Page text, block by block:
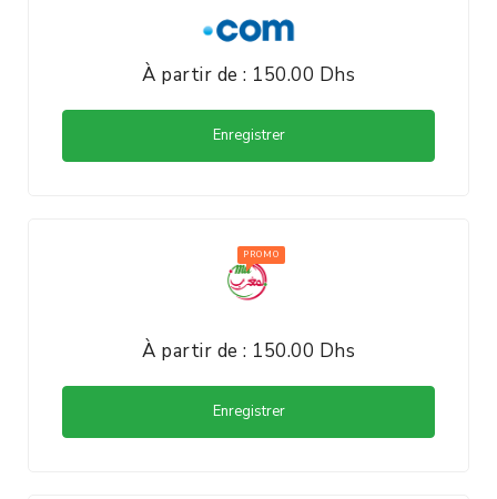
À partir de : 150.00 Dhs
Enregistrer
À partir de : 150.00 Dhs
Enregistrer